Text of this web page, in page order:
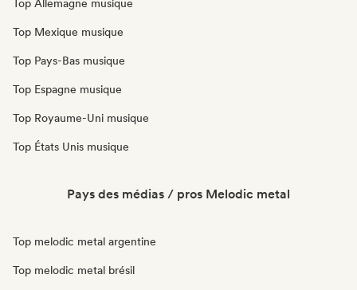
Top Allemagne musique
Top Mexique musique
Top Pays-Bas musique
Top Espagne musique
Top Royaume-Uni musique
Top États Unis musique
Pays des médias / pros Melodic metal
Top melodic metal argentine
Top melodic metal brésil